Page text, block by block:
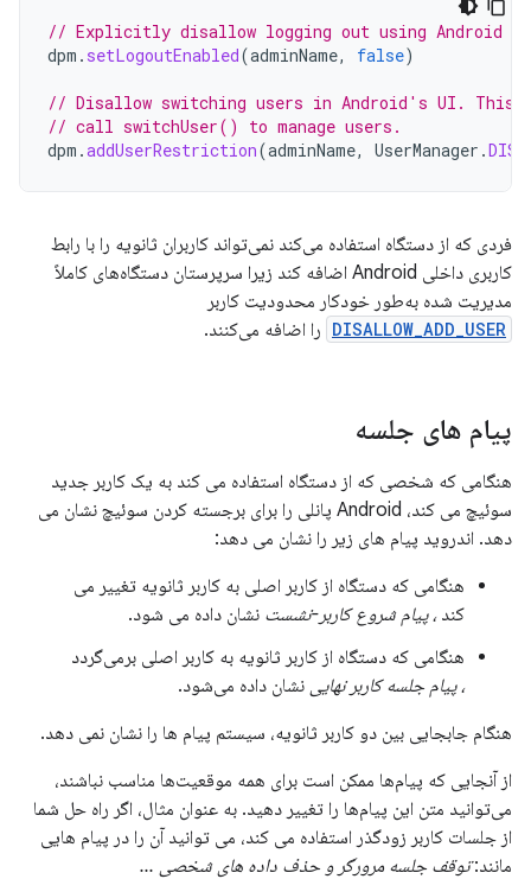
// Explicitly disallow logging out using Android
dpm . setLogoutEnabled(adminName, false)
// Disallow switching users in Android's UI. This
// call switchUser() to manage users.
dpm .addUserRestriction(adminName, UserManager .
فردی که از دستگاه استفاده می‌کند نمی‌تواند کاربران ثانویه را با رابط
کاربری داخلی Android اضافه کند زیرا سرپرستان دستگاه‌های کاملاً
مدیریت شده به‌طور خودکار محدودیت کاربر
DISALLOW_ADD_USER را اضافه می‌کنند.
پیام های جلسه
هنگامی که شخصی که از دستگاه استفاده می کند به یک کاربر جدید
سوئیچ می کند، Android پانلی را برای برجسته کردن سوئیچ نشان می
دهد. اندروید پیام های زیر را نشان می دهد:
هنگامی که دستگاه از کاربر اصلی به کاربر ثانویه تغییر می
کند، پیام شروع کاربر-نشست نشان داده می شود.
هنگامی که دستگاه از کاربر ثانویه به کاربر اصلی برمی‌گردد
، پیام جلسه کاربر نهایی نشان داده می‌شود.
هنگام جابجایی بین دو کاربر ثانویه، سیستم پیام ها را نشان نمی دهد.
از آنجایی که پیام‌ها ممکن است برای همه موقعیت‌ها مناسب نباشند،
می‌توانید متن این پیام‌ها را تغییر دهید. به عنوان مثال، اگر راه حل شما
از جلسات کاربر زودگذر استفاده می کند، می توانید آن را در پیام هایی
مانند:توقف جلسه مرورگر و حذف داده های شخصی ...